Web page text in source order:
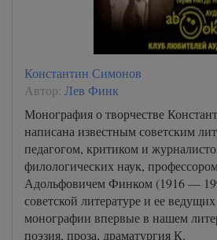
Константин Симонов
Автор: Лев Финк
Монография о творчестве
написана известным советским
педагогом, критиком и
филологических наук,
Адольфовичем Финком (1916 —
советской литературе и ее
монографии впервые в нашем
поэзия, проза, драматургия К.